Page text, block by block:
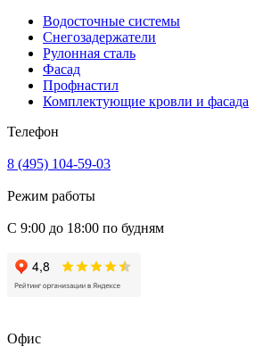
Водосточные системы
Снегозадержатели
Рулонная сталь
Фасад
Профнастил
Комплектующие кровли и фасада
Телефон
8 (495) 104-59-03
Режим работы
С 9:00 до 18:00 по будням
Офис